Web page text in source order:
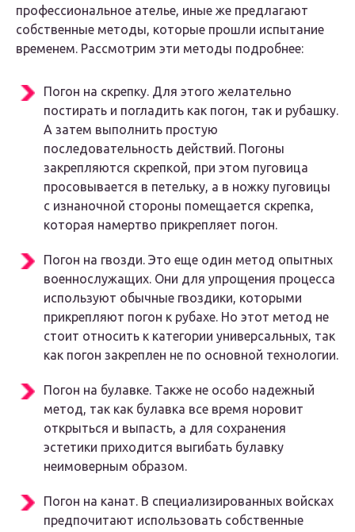
профессиональное ателье, иные же предлагают
собственные методы, которые прошли испытание
временем. Рассмотрим эти методы подробнее:
Погон на скрепку. Для этого желательно
постирать и погладить как погон, так и рубашку.
А затем выполнить простую
последовательность действий. Погоны
закрепляются скрепкой, при этом пуговица
просовывается в петельку, а в ножку пуговицы
с изнаночной стороны помещается скрепка,
которая намертво прикрепляет погон.
Погон на гвозди. Это еще один метод опытных
военнослужащих. Они для упрощения процесса
используют обычные гвоздики, которыми
прикрепляют погон к рубахе. Но этот метод не
стоит относить к категории универсальных, так
как погон закреплен не по основной технологии.
Погон на булавке. Также не особо надежный
метод, так как булавка все время норовит
открыться и выпасть, а для сохранения
эстетики приходится выгибать булавку
неимоверным образом.
Погон на канат. В специализированных войсках
предпочитают использовать собственные